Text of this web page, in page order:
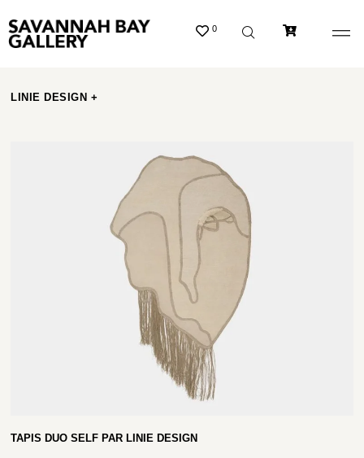
0
LINIE DESIGN +
TAPIS DUO SELF PAR LINIE DESIGN